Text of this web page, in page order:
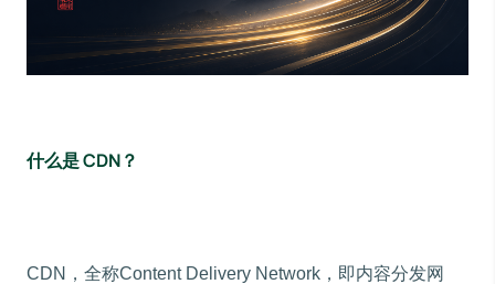
什么是 CDN？
CDN，全称Content Delivery Network，即内容分发网